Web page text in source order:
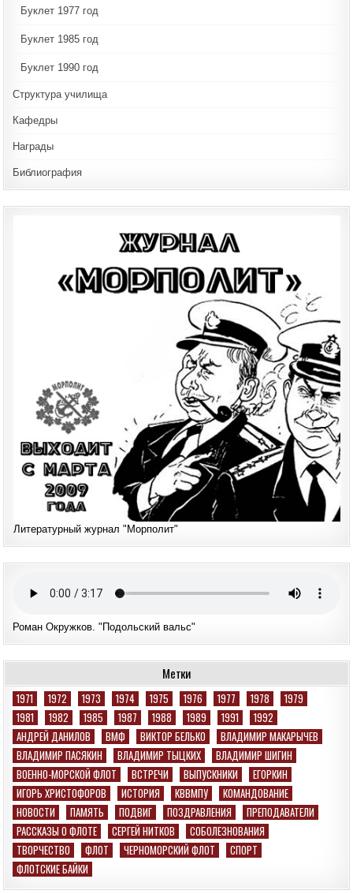
Буклет 1977 год
Буклет 1985 год
Буклет 1990 год
Структура училища
Кафедры
Награды
Библиография
Литературный журнал "Морполит"
Роман Окружков. "Подольский вальс"
Метки
1971 1972 1973 1974 1975 1976 1977 1978
1979
1981
1982 1985 1987 1988 1989 1991
1992
АНДРЕЙ ДАНИЛОВ
ВМФ ВИКТОР БЕЛЬКО
ВЛАДИМИР МАКАРЫЧЕВ
ВЛАДИМИР ПАСЯКИН
ВЛАДИМИР ТЫЦКИХ
ВЛАДИМИР ШИГИН
ВОЕННО-МОРСКОЙ ФЛОТ
ВСТРЕЧИ ВЫПУСКНИКИ
ЕГОРКИН
ИГОРЬ ХРИСТОФОРОВ
ИСТОРИЯ КВВМПУ
КОМАНДОВАНИЕ
НОВОСТИ
ПАМЯТЬ ПОДВИГ ПОЗДРАВЛЕНИЯ
ПРЕПОДАВАТЕЛИ
РАССКАЗЫ О ФЛОТЕ
СЕРГЕЙ НИТКОВ
СОБОЛЕЗНОВАНИЯ
ТВОРЧЕСТВО
ФЛОТ ЧЕРНОМОРСКИЙ ФЛОТ
СПОРТ
ФЛОТСКИЕ БАЙКИ